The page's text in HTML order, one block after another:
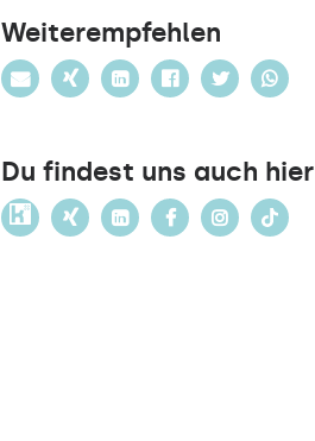
Weiterempfehlen
Du findest uns auch hier